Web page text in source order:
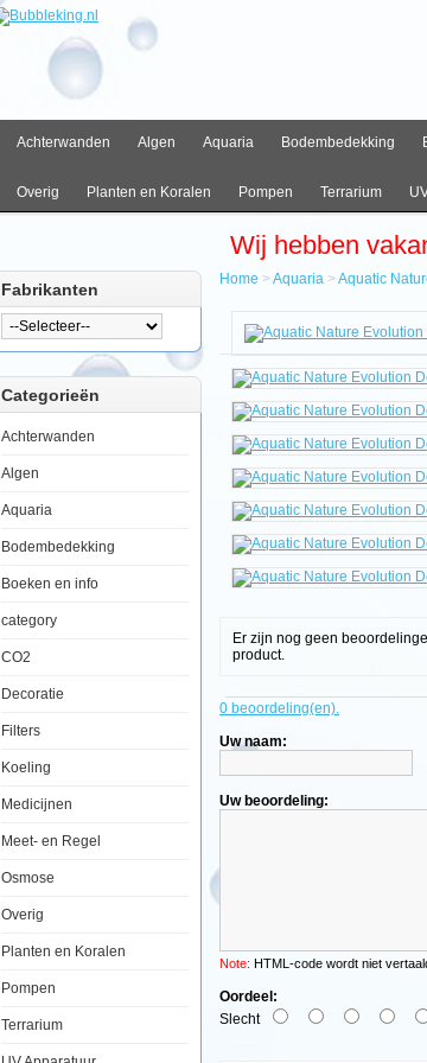
Achterwanden Algen Aquaria Bodembedekking
Overig Planten en Koralen Pompen Terrarium
Wij hebben
Fabrikanten
Categorieën
Achterwanden
Algen
Aquaria
Bodembedekking
Boeken en info
category
CO2
Decoratie
Filters
Koeling
Medicijnen
Meet- en Regel
Osmose
Overig
Planten en Koralen
Pompen
Terrarium
Aquaria
Aquatic
Nature
Evolution
Deep
Brown
Aquatic
Nature
Evolution
De
is
een
functioneel
zo
mogelijk
te
benaderen.
Home > Aquaria > Aquatic
Er zijn nog geen
product.
0 beoordeling(en).
Uw naam:
Uw beoordeling:
Note: HTML-code wordt niet
Oordeel:
Slecht